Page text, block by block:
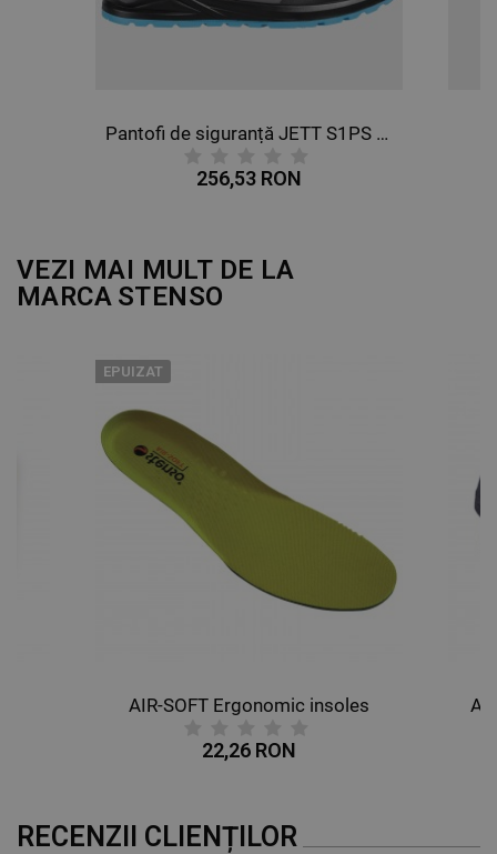
Pantofi de siguranță JETT S1PS ESD GRI/ALBASTRU
256,53 RON
VEZI MAI MULT DE LA
MARCA STENSO
EPUIZAT
AIR-SOFT Ergonomic insoles
22,26 RON
RECENZII CLIENȚILOR